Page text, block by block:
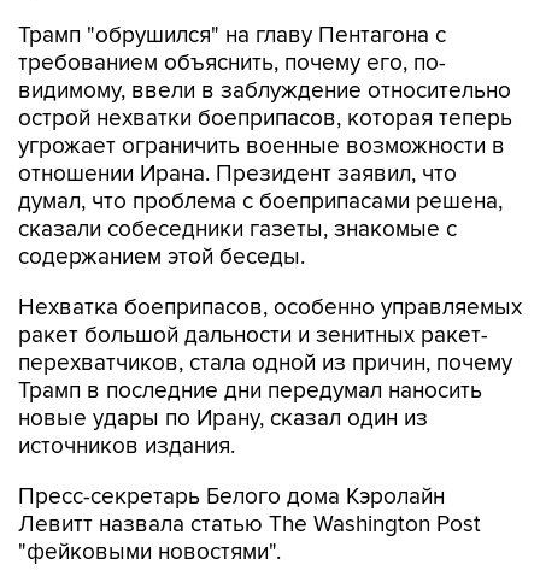
Трамп "обрушился" на главу Пентагона с
требованием объяснить, почему его, по-
видимому, ввели в заблуждение относительно
острой нехватки боеприпасов, которая теперь
угрожает ограничить военные возможности в
отношении Ирана. Президент заявил, что
думал, что проблема с боеприпасами решена,
сказали собеседники газеты, знакомые с
содержанием этой беседы.
Нехватка боеприпасов, особенно управляемых
ракет большой дальности и зенитных ракет-
перехватчиков, стала одной из причин, почему
Трамп в последние дни передумал наносить
новые удары по Ирану, сказал один из
источников издания.
Пресс-секретарь Белого дома Кэролайн
Левитт назвала статью The Washington Post
"фейковыми новостями".